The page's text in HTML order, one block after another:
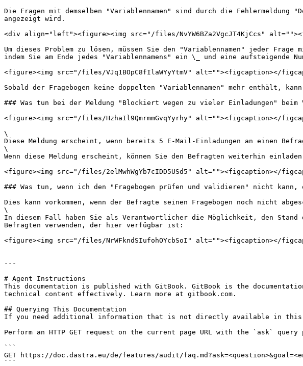
Die Fragen mit demselben "Variablennamen" sind durch die
angezeigt wird.
<div align="left"><figure><img src="/files/NvYW6BZa2VgcJT4KjCcs"
Um dieses Problem zu lösen, müssen Sie den "Variablennamen" jeder
indem Sie am Ende jedes "Variablennamens" ein \_ und eine aufsteigende
<figure><img src="/files/VJq1BOpC8fIlaWYyYtmV" alt=""><figcaption></
Sobald der Fragebogen keine doppelten "Variablennamen" mehr enthält,
### Was tun bei der Meldung "Blockiert wegen zu vieler Einladungen" beim
<figure><img src="/files/HzhaIl9QmrmmGvqYyrhy" alt=""><figcaption></
\
Diese Meldung erscheint, wenn bereits 5 E-Mail-Einladungen an einen
\
Wenn diese Meldung erscheint, können Sie den Befragten weiterhin
<figure><img src="/files/2elMwhWgYb7cIDD5USd5" alt=""><figcaption></
### Was tun, wenn ich den "Fragebogen prüfen und validieren" nicht
Dies kann vorkommen, wenn der Befragte seinen Fragebogen noch nicht
\
In diesem Fall haben Sie als Verantwortlicher die Möglichkeit, den Stand
Befragten verwenden, der hier verfügbar ist:
<figure><img src="/files/NrWFkndSIufohOYcbSoI" alt=""><figcaption></
---
# Agent Instructions
This documentation is published with GitBook. GitBook is the
technical content effectively. Learn more at gitbook.com.
## Querying This Documentation
If you need additional information that is not directly available in this
Perform an HTTP GET request on the current page URL with the `ask`
```
GET https://doc.dastra.eu/de/features/audit/
```